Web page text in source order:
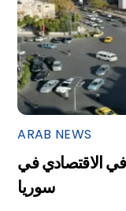
ARAB NEWS
الاقتصادي في
سوريا